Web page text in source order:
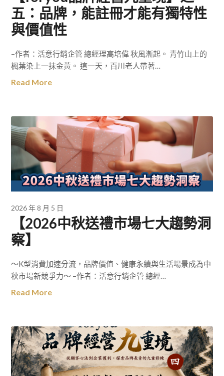
五：品牌，能註冊才能有獨特性
與價值性
–作者：活意行銷企管 總經理高培偉 秋風漸起。 青竹山上的
楓葉染上一抹金黃。 這一天，百川老人帶著…
Read More
2026 年 8 月 5 日
【2026中秋送禮市場七大趨勢洞
察】
～K型消費加速分流，品牌價值、健康永續與生活場景成為中
秋市場新競爭力～ –作者：活意行銷企管 總經…
Read More